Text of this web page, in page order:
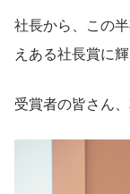
社長から、この
えある社長賞に
受賞者の皆さん